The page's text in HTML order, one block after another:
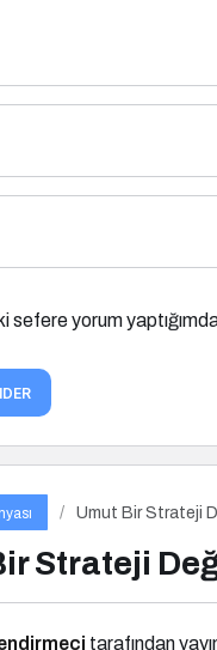
sefere yorum
Umut Bir Strateji
Strateji
tarafından